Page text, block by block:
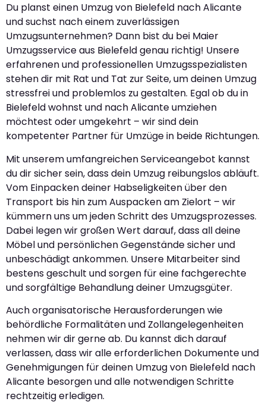
Du planst einen Umzug von Bielefeld nach Alicante
und suchst nach einem zuverlässigen
Umzugsunternehmen? Dann bist du bei Maier
Umzugsservice aus Bielefeld genau richtig! Unsere
erfahrenen und professionellen Umzugsspezialisten
stehen dir mit Rat und Tat zur Seite, um deinen Umzug
stressfrei und problemlos zu gestalten. Egal ob du in
Bielefeld wohnst und nach Alicante umziehen
möchtest oder umgekehrt – wir sind dein
kompetenter Partner für Umzüge in beide Richtungen.
Mit unserem umfangreichen Serviceangebot kannst
du dir sicher sein, dass dein Umzug reibungslos abläuft.
Vom Einpacken deiner Habseligkeiten über den
Transport bis hin zum Auspacken am Zielort – wir
kümmern uns um jeden Schritt des Umzugsprozesses.
Dabei legen wir großen Wert darauf, dass all deine
Möbel und persönlichen Gegenstände sicher und
unbeschädigt ankommen. Unsere Mitarbeiter sind
bestens geschult und sorgen für eine fachgerechte
und sorgfältige Behandlung deiner Umzugsgüter.
Auch organisatorische Herausforderungen wie
behördliche Formalitäten und Zollangelegenheiten
nehmen wir dir gerne ab. Du kannst dich darauf
verlassen, dass wir alle erforderlichen Dokumente und
Genehmigungen für deinen Umzug von Bielefeld nach
Alicante besorgen und alle notwendigen Schritte
rechtzeitig erledigen.